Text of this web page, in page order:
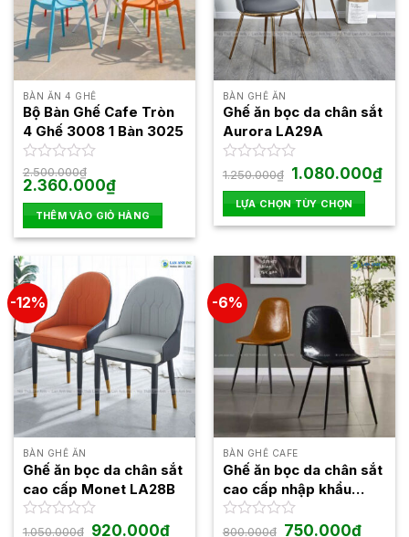
BÀN ĂN 4 GHẾ
Bộ Bàn Ghế Cafe Tròn
4 Ghế 3008 1 Bàn 3025
Được
xếp
hạng
0
5
sao
2.500.000₫
Giá
gốc
là:
2.500.000₫.
2.360.000₫Giá
hiện
tại
là:
2.360.000₫.
THÊM VÀO GIỎ HÀNG
BÀN GHẾ ĂN
Ghế ăn bọc da chân sắt
Aurora LA29A
Được
hạng
0
5
1.250.000₫ Giá
gốc
là:
1.250.000₫.
1.080.000₫Giá
hiện
LỰA CHỌN TÙY CHỌN
Sản
có
nhiều
biến
thể.
Các
tùy
chọn
có
thể
được
chọn
trên
trang
sản
-12%
BÀN GHẾ ĂN
Ghế ăn bọc da chân sắt
cao cấp Monet LA28B
Được
1.050.000₫ Giá
920.000₫Giá
-6%
BÀN GHẾ CAFE
Ghế ăn bọc da chân sắt
cao cấp nhập khẩu
LA1052
Được
800.000₫ Giá
750.000₫Giá